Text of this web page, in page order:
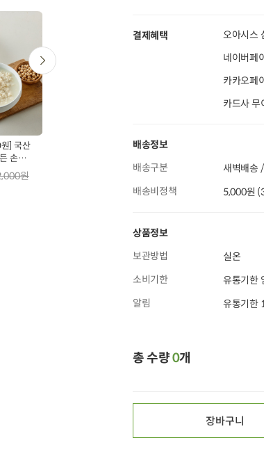
개 구매
손순
원 14,500원
연이란 유정란 (10구)
19%
5,450원
결제혜택
오아시스
네이버페
카카오페
카드사 무
배송정보
배송구분
새벽배송
배송비정책
5,000원
상품정보
보관방법
실온
소비기한
유통기한
알림
유통기한
총 수량0개
장바구니